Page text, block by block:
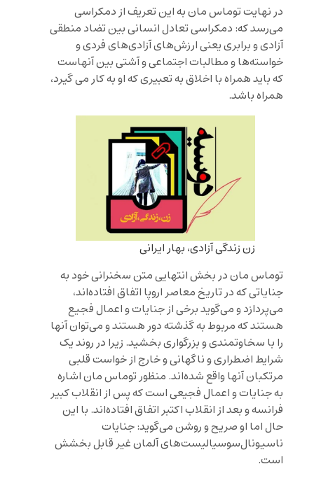
در نهایت توماس مان به این تعریف از دمکراسی
می‌رسد که: دمکراسی تعادل انسانی بین تضاد منطقی
آزادی و برابری یعنی ارزش‌های آزادی‌های فردی و
خواسته‌ها و مطالبات اجتماعی و آشتی بین آنهاست
که باید همراه با اخلاق به تعبیری که او به کار می گیرد،
همراه باشد.
زن زندگی آزادی، بهار ایرانی
توماس مان در بخش انتهایی متن سخنرانی خود به
جنایاتی که در تاریخ معاصر اروپا اتفاق افتاده‌اند،
می‌پردازد و می‌گوید برخی از جنایات و اعمال فجیع
هستند که مربوط به گذشته دور هستند و می‌توان آنها
را با سخاوتمندی و بزرگواری بخشید. زیرا در روند یک
شرایط اضطراری و ناگهانی و خارج از خواست قلبی
مرتکبان آنها واقع شده‌اند. منظور توماس مان اشاره
به جنایات و اعمال فجیعی است که پس از انقلاب کبیر
فرانسه و بعد از انقلاب اکتبر اتفاق افتاده‌اند. با این
حال اما او صریح و روشن می‌گوید: جنایات
ناسیونال‌سوسیالیست‌های آلمان غیر قابل بخشش
است.